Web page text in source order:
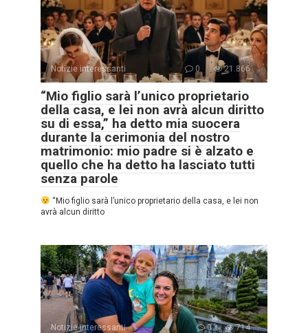
Notizie interessanti 0 21.866
“Mio figlio sarà l’unico proprietario
della casa, e lei non avrà alcun diritto
su di essa,” ha detto mia suocera
durante la cerimonia del nostro
matrimonio: mio padre si è alzato e
quello che ha detto ha lasciato tutti
senza parole
“Mio figlio sarà l’unico proprietario della casa, e lei non
avrà alcun diritto
Notizie interessanti 0 714